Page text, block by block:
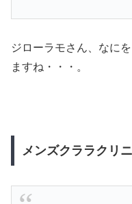
ジローラモさん、なに
ますね・・・。
メンズクララクリ